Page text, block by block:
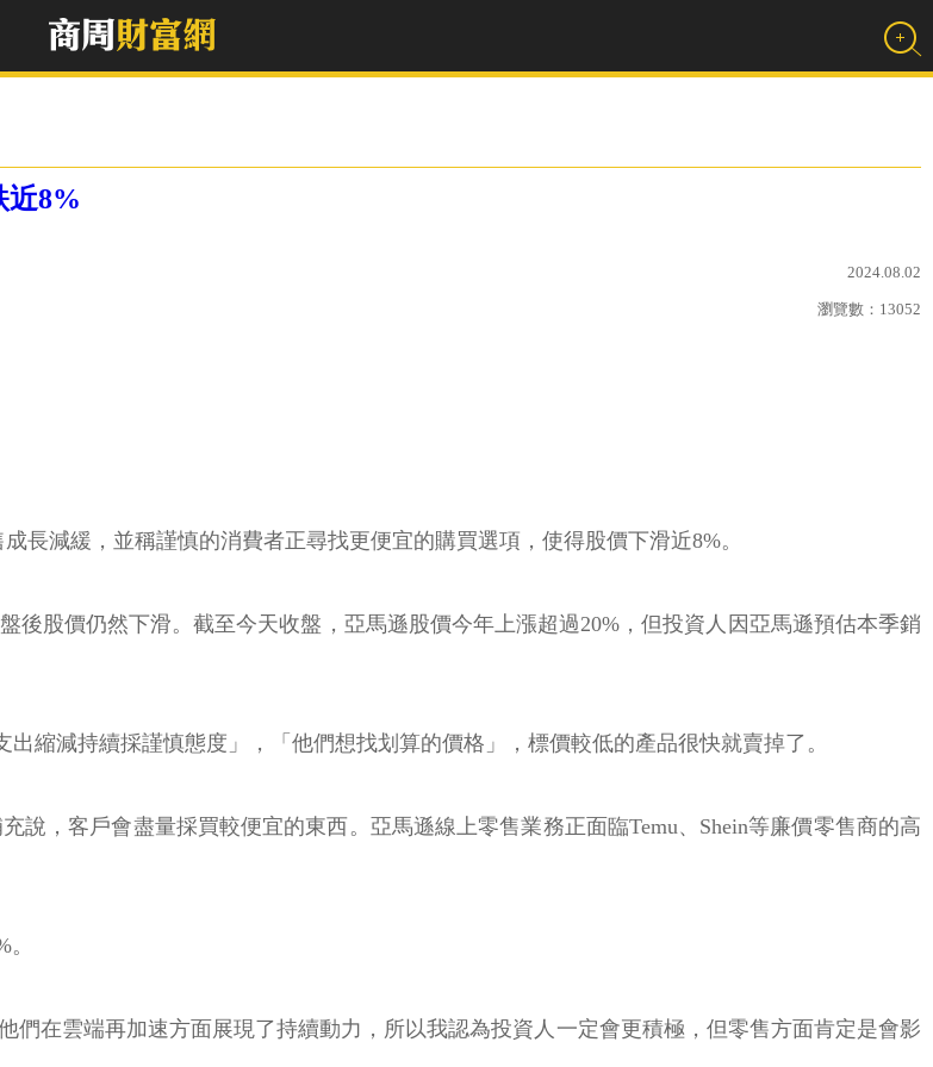
近8%
2024.08.02
瀏覽數： 13052
長減緩，並稱謹慎的消費者正尋找更便宜的購買選項，使得股價下滑近8%。
股價仍然下滑。截至今天收盤，亞馬遜股價今年上漲超過20%，但投資人因亞馬遜預估本季銷
縮減持續採謹慎態度」，「他們想找划算的價格」，標價較低的產品很快就賣掉了。
說，客戶會盡量採買較便宜的東西。亞馬遜線上零售業務正面臨Temu、Shein等廉價零售商的高
們在雲端再加速方面展現了持續動力，所以我認為投資人一定會更積極，但零售方面肯定是會影